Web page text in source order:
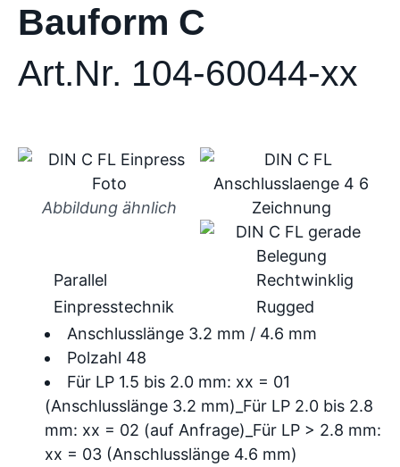
Bauform C
Art.Nr. 104-60044-xx
Abbildung ähnlich
Anschlusslänge 3.2 mm / 4.6 mm
Polzahl 48
Für LP 1.5 bis 2.0 mm: xx = 01
(Anschlusslänge 3.2 mm)_Für LP 2.0 bis 2.8
mm: xx = 02 (auf Anfrage)_Für LP > 2.8 mm:
xx = 03 (Anschlusslänge 4.6 mm)
Parallel
Rechtwinklig
Einpresstechnik
Rugged